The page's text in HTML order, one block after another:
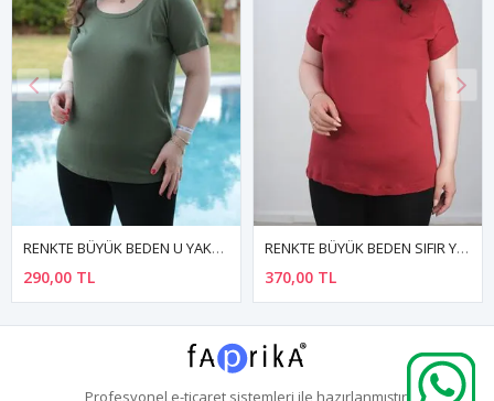
RENKTE BÜYÜK BEDEN SIFIR YAKA KISA KOL BORDO BASİC TSHİRT
370,00 TL
RENKTE BEYAZ GENİŞ KESİM V YAKA PAMUKLU ESNEK BLUZ
400,00 TL
Profesyonel e-ticaretsistemleri ile hazırlanmıştır.